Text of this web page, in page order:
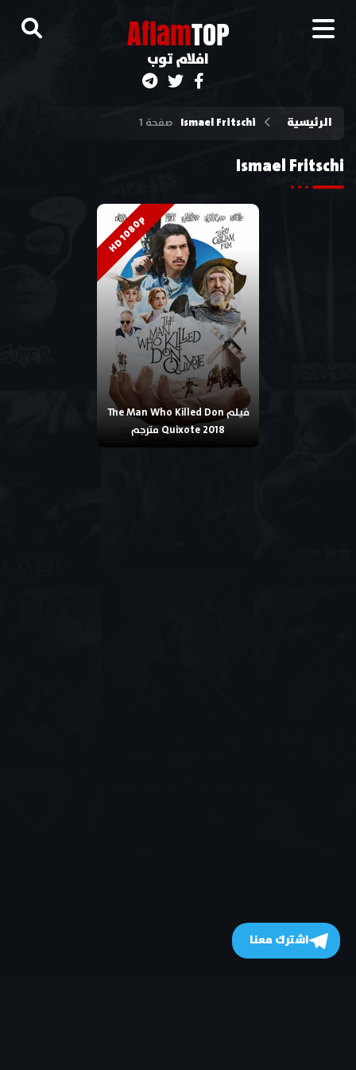
AflamTOP
افلام توب
الرئيسية Ismael Fritschi صفحة 1
Ismael Fritschi
HD 1080p
فيلم The Man Who Killed Don
Quixote 2018 مترجم
اشترك معنا